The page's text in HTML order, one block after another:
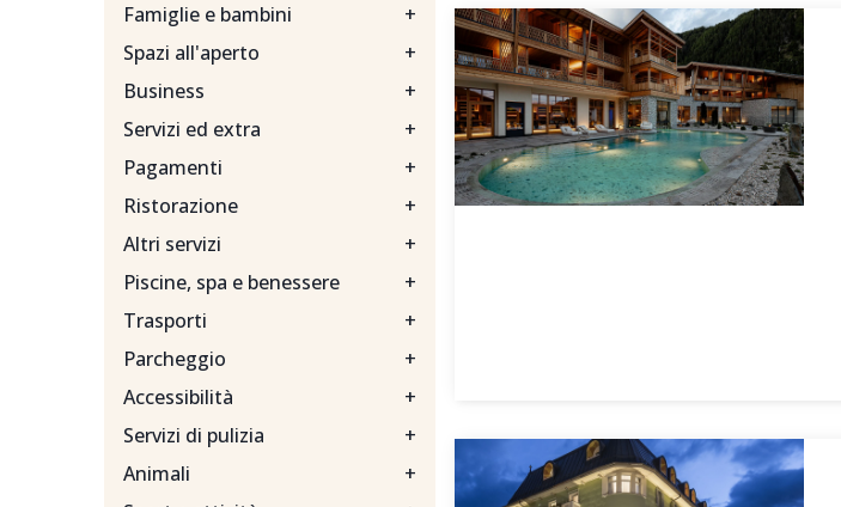
Famiglie e bambini
+
Spazi all'aperto
+
Business
+
Servizi ed extra
+
Pagamenti
+
Ristorazione
+
Altri servizi
+
Piscine, spa e benessere
+
Trasporti
+
Parcheggio
+
Accessibilità
+
Servizi di pulizia
+
Animali
+